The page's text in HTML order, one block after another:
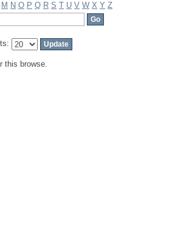
M N O P Q R S T U V W X Y Z
this browse.